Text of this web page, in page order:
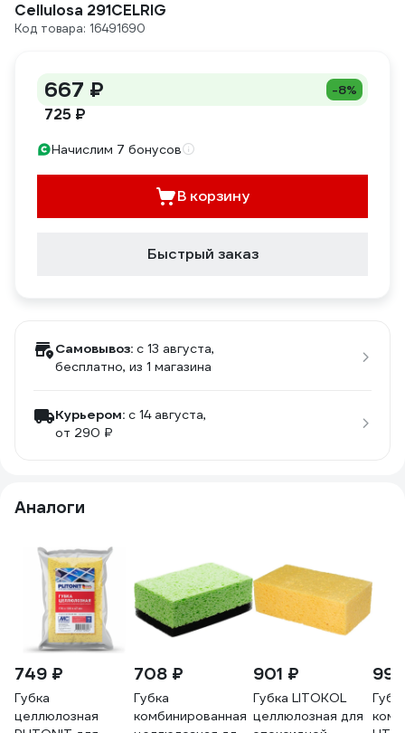
Cellulosa 291CELRIG
Код товара: 16491690
667 ₽ -8%
725 ₽
Начислим 7 бонусов
В корзину
Быстрый заказ
Самовывоз: c 13 августа,
бесплатно, из 1 магазина
Курьером: c 14 августа,
от 290 ₽
Аналоги
749 ₽
Губка
целлюлозная
708 ₽
Губка
комбинированная
901 ₽
Губка LITOKOL
целлюлозная для